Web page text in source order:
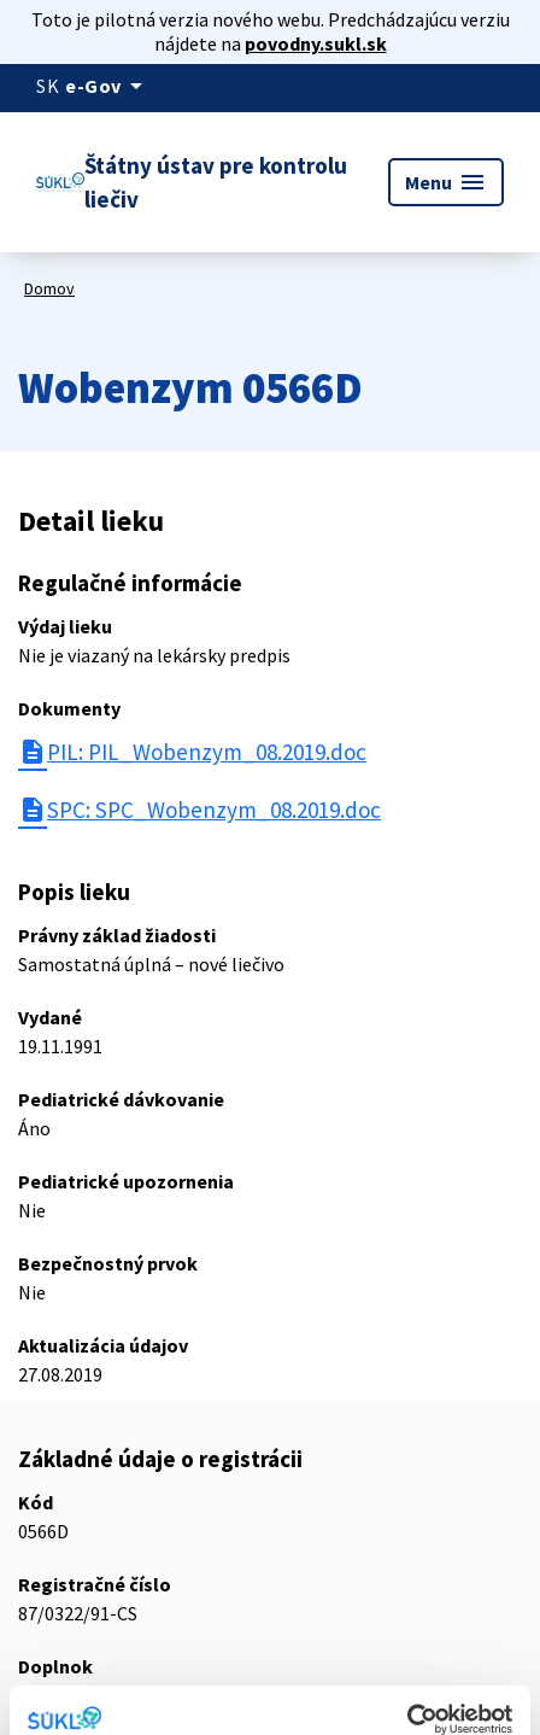
Toto je pilotná verzia nového webu. Predchádzajúcu verziu
nájdete na povodny.sukl.sk
SK e-Gov arrow_drop_down
Štátny ústav pre kontrolu
liečiv
Menu menu
Domov
Wobenzym 0566D
Detail lieku
Regulačné informácie
Výdaj lieku
Nie je viazaný na lekársky predpis
Dokumenty
description PIL: PIL_Wobenzym_08.2019.doc
descriptionSPC: SPC_Wobenzym_08.2019.doc
Popis lieku
Právny základ žiadosti
Samostatná úplná – nové liečivo
Vydané
19.11.1991
Pediatrické dávkovanie
Áno
Pediatrické upozornenia
Nie
Bezpečnostný prvok
Nie
Aktualizácia údajov
27.08.2019
Základné údaje o registrácii
Kód
0566D
Registračné číslo
87/0322/91-CS
Doplnok